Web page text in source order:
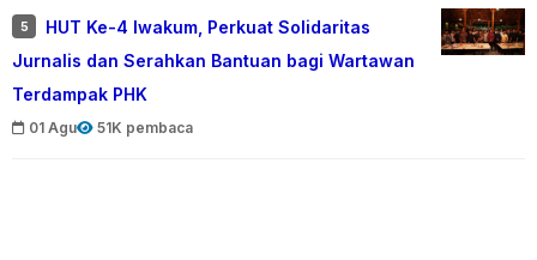
5
HUT Ke-4 Iwakum, Perkuat Solidaritas
Jurnalis dan Serahkan Bantuan bagi Wartawan
Terdampak PHK
01 Agu 51K pembaca